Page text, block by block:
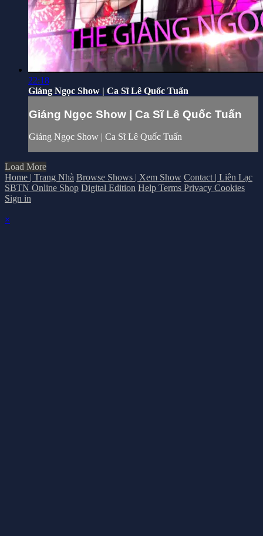
22:18
Giáng Ngọc Show | Ca Sĩ Lê Quốc Tuấn
Giáng Ngọc Show | Ca Sĩ Lê Quốc Tuấn
Giáng Ngọc Show | Ca Sĩ Lê Quốc Tuấn
Load More
Home | Trang Nhà Browse Shows | Xem Show Contact | Liên Lạc
SBTN Online Shop Digital Edition Help Terms Privacy Cookies
Sign in
×